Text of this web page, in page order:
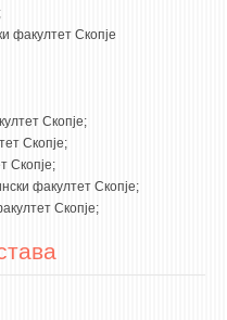
1983-1988 Докторски студии, Машински факултет Скопје
Скопје;
Скопје;
1973-1983 Доцент, Машински факултет Скопје;
факултет Скопје;
Скопје;